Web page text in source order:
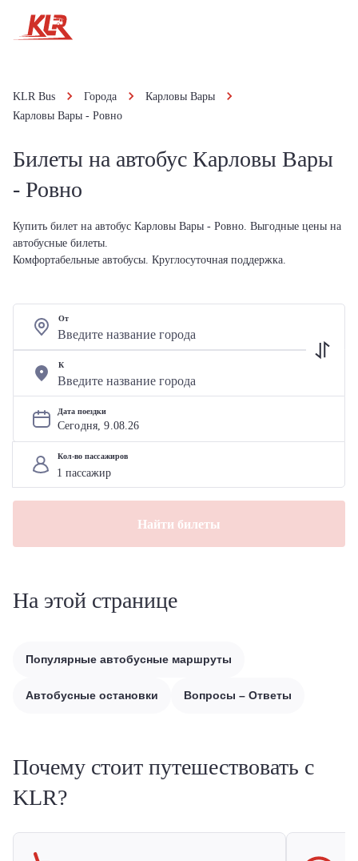
KLR Bus Города
Карловы Вары
Карловы Вары - Ровно
Билеты на автобус Карловы Вары
- Ровно
Купить билет на автобус Карловы Вары - Ровно. Выгодные цены на
автобусные билеты.
Комфортабельные автобусы. Круглосуточная поддержка.
От
К
Дата поездки
Сегодня, 9.08.26
Кол-во пассажиров
Найти билеты
На этой странице
Популярные автобусные маршруты
Автобусные остановки Вопросы – Ответы
Почему стоит путешествовать с
KLR?